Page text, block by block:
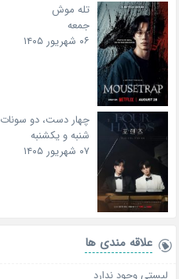
تله موش
جمعه
۰۶ شهریور ۱۴۰۵
چهار دست، دو سونات
شنبه و یکشنبه
۰۷ شهریور ۱۴۰۵
علاقه‌ مندی ها
لیستی وجود ندارد